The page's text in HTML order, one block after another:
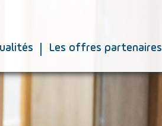
| Les offres partenaires